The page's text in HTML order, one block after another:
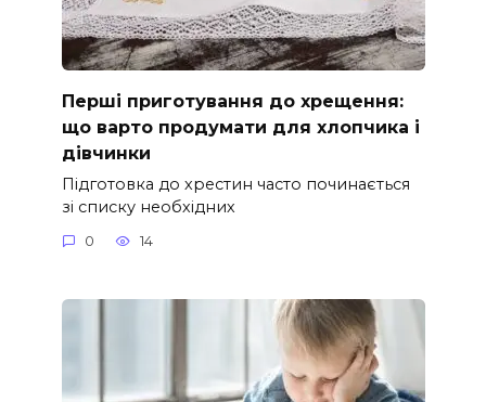
Перші приготування до хрещення:
що варто продумати для хлопчика і
дівчинки
Підготовка до хрестин часто починається
зі списку необхідних
0 14